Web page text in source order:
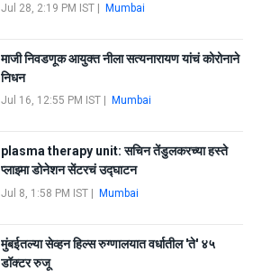
Jul 28, 2:19 PM IST| Mumbai
माजी निवडणूक आयुक्त नीला सत्यनारायण यांचं कोरोनाने
निधन
Jul 16, 12:55 PM IST| Mumbai
plasma therapy unit: सचिन तेंडुलकरच्या हस्ते
प्लाझ्मा डोनेशन सेंटरचं उद्घाटन
Jul 8, 1:58 PM IST| Mumbai
मुंबईतल्या सेव्हन हिल्स रुग्णालयात वर्धातील 'ते' ४५
डॉक्टर रुजू